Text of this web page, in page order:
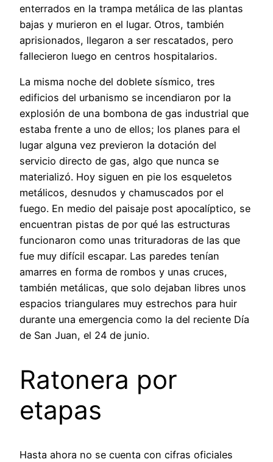
enterrados en la trampa metálica de las plantas
bajas y murieron en el lugar. Otros, también
aprisionados, llegaron a ser rescatados, pero
fallecieron luego en centros hospitalarios.
La misma noche del doblete sísmico, tres
edificios del urbanismo se incendiaron por la
explosión de una bombona de gas industrial que
estaba frente a uno de ellos; los planes para el
lugar alguna vez previeron la dotación del
servicio directo de gas, algo que nunca se
materializó. Hoy siguen en pie los esqueletos
metálicos, desnudos y chamuscados por el
fuego. En medio del paisaje post apocalíptico, se
encuentran pistas de por qué las estructuras
funcionaron como unas trituradoras de las que
fue muy difícil escapar. Las paredes tenían
amarres en forma de rombos y unas cruces,
también metálicas, que solo dejaban libres unos
espacios triangulares muy estrechos para huir
durante una emergencia como la del reciente Día
de San Juan, el 24 de junio.
Ratonera por
etapas
Hasta ahora no se cuenta con cifras oficiales